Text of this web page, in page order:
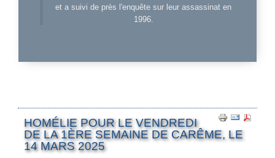
et a suivi de près l'enquête sur leur assassinat en
1996.
HOMÉLIE POUR LE VENDREDI
DE LA 1ÈRE SEMAINE DE CARÊME, LE
14 MARS 2025